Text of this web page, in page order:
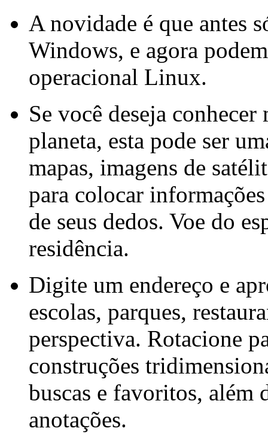
A novidade é que antes
Windows, e agora
operacional Linux.
Se você deseja
planeta, esta pode ser
mapas, imagens de
para colocar
de seus dedos. Voe do
residência.
Digite um endereço e
escolas, parques,
perspectiva. Rotacione
construções
buscas e favoritos, além
anotações.